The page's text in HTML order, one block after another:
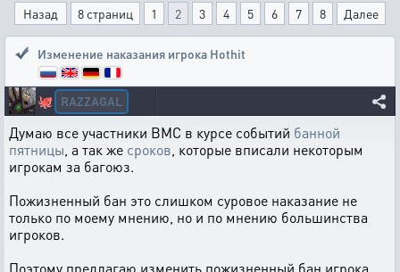
Назад 8 страниц 1 2 3 4 5 6 7 8 Далее
Изменение наказания игрока Hothit
🐙 RAZZAGAL
Думаю все участники ВМС в курсе событий банной
пятницы , а так же сроков , которые вписали некоторым
игрокам за багоюз.
Пожизненный бан это слишком суровое наказание не
только по моему мнению, но и по мнению большинства
игроков.
Поэтому предлагаю изменить пожизненный бан игрока